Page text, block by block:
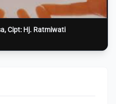
Cipt: Hj. Ratmiwati